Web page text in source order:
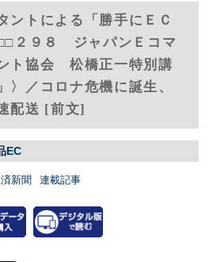
ントによる「勝手にＥＣ
２９８ ジャパンＥコマ
ト協会 松橋正一特別講
〉／コロナ危機に誕生、
配送 [前文]
EC
新聞 連載記事